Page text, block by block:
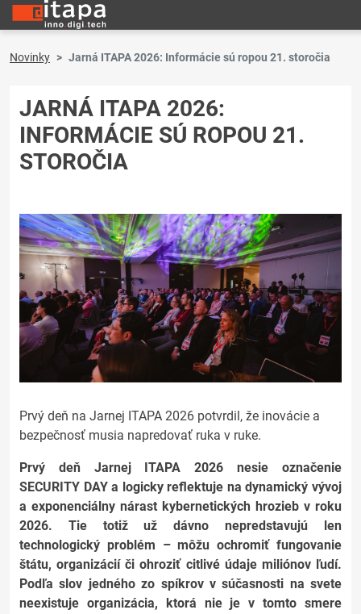
Novinky Jarná ITAPA 2026: Informácie sú ropou 21. storočia
JARNÁ ITAPA 2026:
INFORMÁCIE SÚ ROPOU 21.
STOROČIA
Prvý deň na Jarnej ITAPA 2026 potvrdil, že inovácie a
bezpečnosť musia napredovať ruka v ruke.
Prvý deň Jarnej ITAPA 2026 nesie označenie
SECURITY DAY a logicky reflektuje na dynamický vývoj
a exponenciálny nárast kybernetických hrozieb v roku
2026. Tie totiž už dávno nepredstavujú len
technologický problém – môžu ochromiť fungovanie
štátu, organizácií či ohroziť citlivé údaje miliónov ľudí.
Podľa slov jedného zo spíkrov v súčasnosti na svete
neexistuje organizácia, ktorá nie je v tomto smere